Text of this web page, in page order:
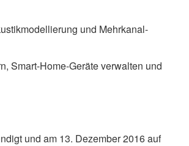
und Mehrkanal-
Smart-Home-Geräte verwalten und
und am 13. Dezember 2016 auf